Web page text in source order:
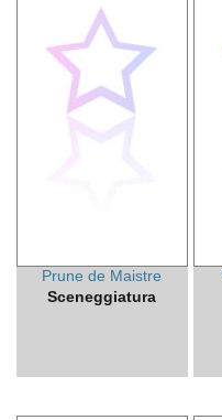
Prune de Maistre
Sceneggiatura